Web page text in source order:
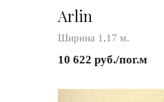
Arlin
Ширина 1,17 м.
10 622 руб./пог.м